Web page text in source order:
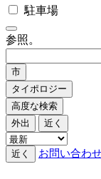
駐車場
参照。
市
タイポロジー
高度な検索
外出
近く
近く お問い合わ